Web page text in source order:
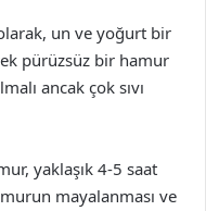
un ve yoğurt bir
pürüzsüz bir hamur
ancak çok sıvı
yaklaşık 4-5 saat
mayalanması ve